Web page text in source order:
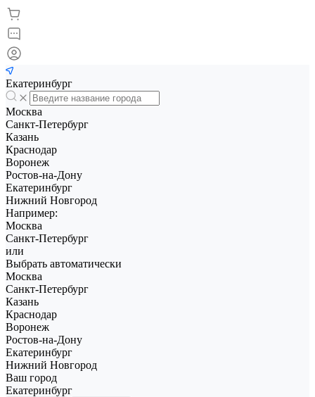
Екатеринбург
Москва
Санкт-Петербург
Казань
Краснодар
Воронеж
Ростов-на-Дону
Екатеринбург
Нижний Новгород
Например:
Москва
Санкт-Петербург
или
Выбрать автоматически
Москва
Санкт-Петербург
Казань
Краснодар
Воронеж
Ростов-на-Дону
Екатеринбург
Нижний Новгород
Ваш город
Екатеринбург